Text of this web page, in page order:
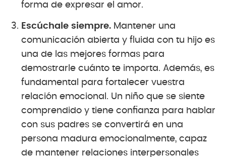
forma de expresar el amor.
Escúchale siempre. Mantener una
comunicación abierta y fluida con tu hijo es
una de las mejores formas para
demostrarle cuánto te importa. Además, es
fundamental para fortalecer vuestra
relación emocional. Un niño que se siente
comprendido y tiene confianza para hablar
con sus padres se convertirá en una
persona madura emocionalmente, capaz
de mantener relaciones interpersonales